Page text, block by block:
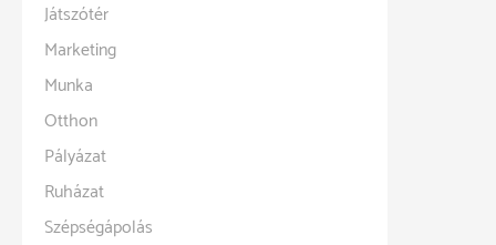
Játszótér
Marketing
Munka
Otthon
Pályázat
Ruházat
Szépségápolás